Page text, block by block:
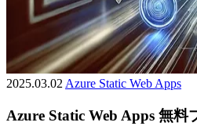
2025.03.02 Azure Static Web Apps
Azure Static Web Apps 無料